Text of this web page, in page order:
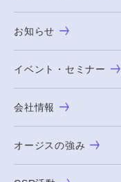
お知らせ
イベント・セミナー
会社情報
オージスの強み